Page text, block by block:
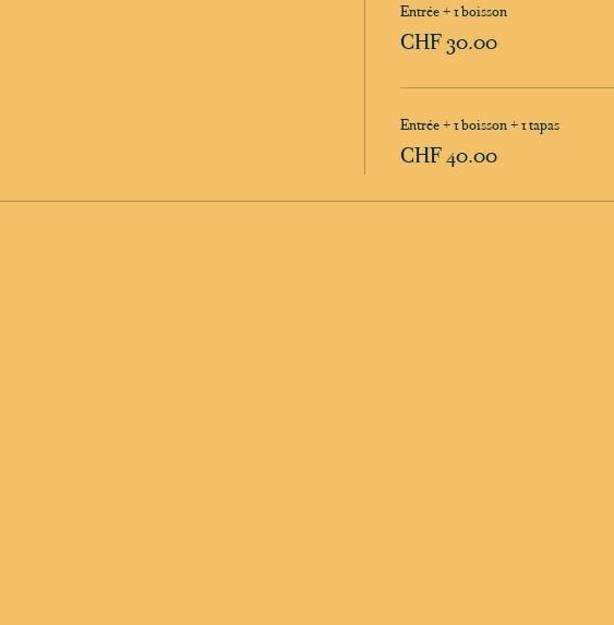
Entrée + 1 boisson
CHF 30.00
Entrée + 1 boisson + 1 tapas
CHF 40.00